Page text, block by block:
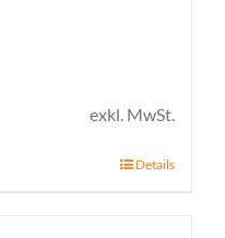
exkl. MwSt.
Details